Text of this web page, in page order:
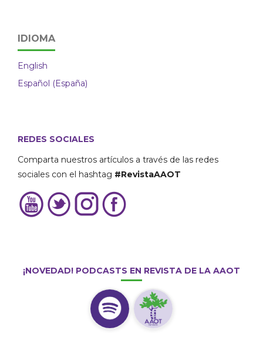
IDIOMA
English
Español (España)
REDES SOCIALES
Comparta nuestros artículos a través de las redes
sociales con el hashtag #RevistaAAOT
¡NOVEDAD! PODCASTS EN REVISTA DE LA AAOT